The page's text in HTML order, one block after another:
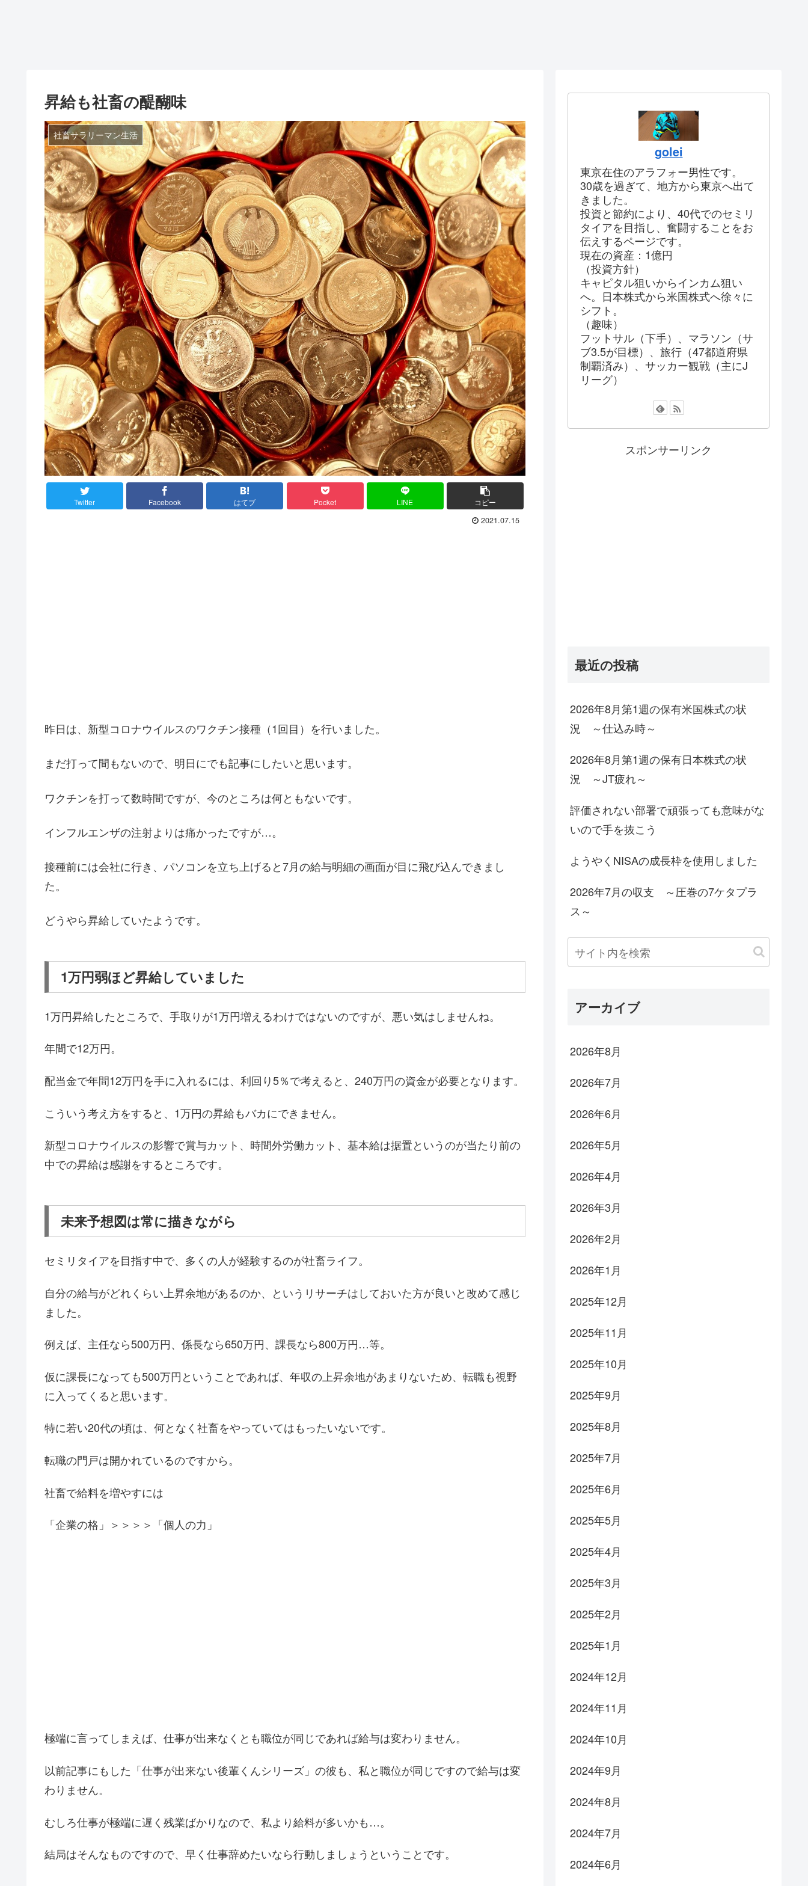
昇給も社畜の醍醐味
社畜サラリーマン生活
Twitter Facebook はてブ Pocket LINE コピー
2021.07.15
昨日は、新型コロナウイルスのワクチン接種（1回目）を行いました。
まだ打って間もないので、明日にでも記事にしたいと思います。
ワクチンを打って数時間ですが、今のところは何ともないです。
インフルエンザの注射よりは痛かったですが…。
接種前には会社に行き、パソコンを立ち上げると7月の給与明細の画面が目に飛び込んできまし
た。
どうやら昇給していたようです。
1万円弱ほど昇給していました
1万円昇給したところで、手取りが1万円増えるわけではないのですが、悪い気はしませんね。
年間で12万円。
配当金で年間12万円を手に入れるには、利回り5％で考えると、240万円の資金が必要となります。
こういう考え方をすると、1万円の昇給もバカにできません。
新型コロナウイルスの影響で賞与カット、時間外労働カット、基本給は据置というのが当たり前の
中での昇給は感謝をするところです。
未来予想図は常に描きながら
セミリタイアを目指す中で、多くの人が経験するのが社畜ライフ。
自分の給与がどれくらい上昇余地があるのか、というリサーチはしておいた方が良いと改めて感じ
ました。
例えば、主任なら500万円、係長なら650万円、課長なら800万円…等。
仮に課長になっても500万円ということであれば、年収の上昇余地があまりないため、転職も視野
に入ってくると思います。
特に若い20代の頃は、何となく社畜をやっていてはもったいないです。
転職の門戸は開かれているのですから。
社畜で給料を増やすには
「企業の格」＞＞＞＞「個人の力」
極端に言ってしまえば、仕事が出来なくとも職位が同じであれば給与は変わりません。
以前記事にもした「仕事が出来ない後輩くんシリーズ」の彼も、私と職位が同じですので給与は変
わりません。
むしろ仕事が極端に遅く残業ばかりなので、私より給料が多いかも…。
結局はそんなものですので、早く仕事辞めたいなら行動しましょうということです。
golei
東京在住のアラフォー男性です。
30歳を過ぎて、地方から東京へ出て
きました。
投資と節約により、40代でのセミリ
タイアを目指し、奮闘することをお
伝えするページです。
現在の資産：1億円
（投資方針）
キャピタル狙いからインカム狙い
へ。日本株式から米国株式へ徐々に
シフト。
（趣味）
フットサル（下手）、マラソン（サ
ブ3.5が目標）、旅行（47都道府県
制覇済み）、サッカー観戦（主にJ
リーグ）
スポンサーリンク
最近の投稿
2026年8月第1週の保有米国株式の状
況 ～仕込み時～
2026年8月第1週の保有日本株式の状
況 ～JT疲れ～
評価されない部署で頑張っても意味がな
いので手を抜こう
ようやくNISAの成長枠を使用しました
2026年7月の収支 ～圧巻の7ケタプラ
ス～
アーカイブ
2026年8月
2026年7月
2026年6月
2026年5月
2026年4月
2026年3月
2026年2月
2026年1月
2025年12月
2025年11月
2025年10月
2025年9月
2025年8月
2025年7月
2025年6月
2025年5月
2025年4月
2025年3月
2025年2月
2025年1月
2024年12月
2024年11月
2024年10月
2024年9月
2024年8月
2024年7月
2024年6月